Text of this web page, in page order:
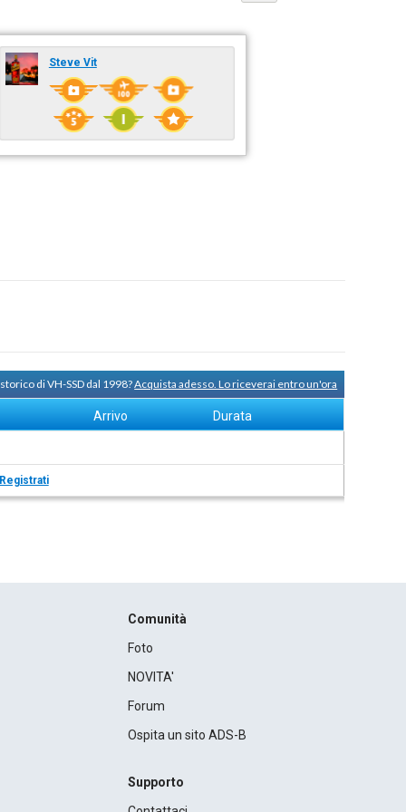
Steve Vit
di VH-SSD dal 1998?Acquista adesso. Lo riceverai entro un'ora
Arrivo Durata
Comunità
Foto
NOVITA'
Forum
Ospita un sito ADS-B
Supporto